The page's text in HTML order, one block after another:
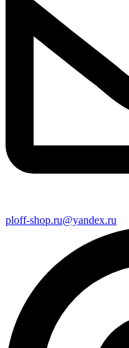
ploff-shop.ru@yandex.ru